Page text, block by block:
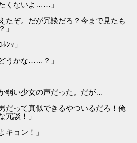
くないよ……」
たぞ。だが冗談だろ？今まで見たも
」
ﾝｯ」
うかな……？」
弱い少女の声だった。だが…
だって真似できるやついるだろ！俺
冗談！」
キョン！」